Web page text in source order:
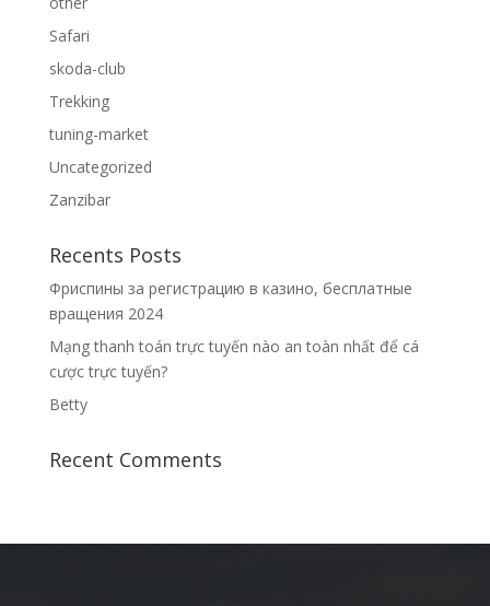
Safari
skoda-club
Trekking
tuning-market
Uncategorized
Zanzibar
Recents Posts
Фриспины за регистрацию в казино, бесплатные
вращения 2024
Mạng thanh toán trực tuyến nào an toàn nhất để cá
cược trực tuyến?
Betty
Recent Comments